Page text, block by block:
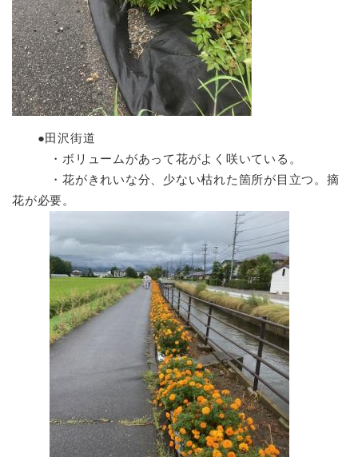
●田沢街道
・ボリュームがあって花がよく咲いている。
・花がきれいな分、少ない枯れた箇所が目立つ。摘
花が必要。